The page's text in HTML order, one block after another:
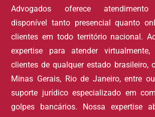
Advogados oferece atendimento
disponível tanto presencial quanto
clientes em todo território nacional.
expertise para atender
clientes de qualquer estado brasileiro,
Minas Gerais, Rio de Janeiro, entre
suporte jurídico especializado em
golpes bancários. Nossa expertise